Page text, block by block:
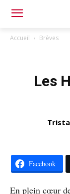
Accueil Brèves
Les
Facebook
En plein cœur